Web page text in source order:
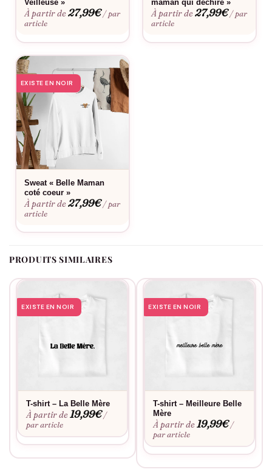
partie d’une collection dédiée aux relations familiales fortes et
sincères. Il peut être assorti à d’autres pièces de la boutique,
permettant de créer des ensembles harmonieux pour toute la
confort et émotion, pour une belle-mère exceptionnelle.
Veilleuse »
À partir de27,99€ / par
article
maman qui déchire »
À partir de27,99€ / par
article
EXISTE EN NOIR
Sweat « Belle Maman
coté coeur »
À partir de27,99€ / par
article
PRODUITS SIMILAIRES
EXISTE EN NOIR
T-shirt – La Belle Mère
À partir de19,99€ /
par article
EXISTE EN NOIR
T-shirt – Meilleure Belle
Mère
À partir de19,99€ /
par article